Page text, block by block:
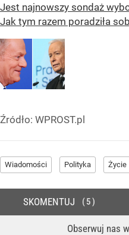
Jest najnowszy sondaż
Jak tym razem poradziła
Źródło: WPROST.pl
Wiadomości Polityka Życie
Obserwuj nas w
SKOMENTUJ 5